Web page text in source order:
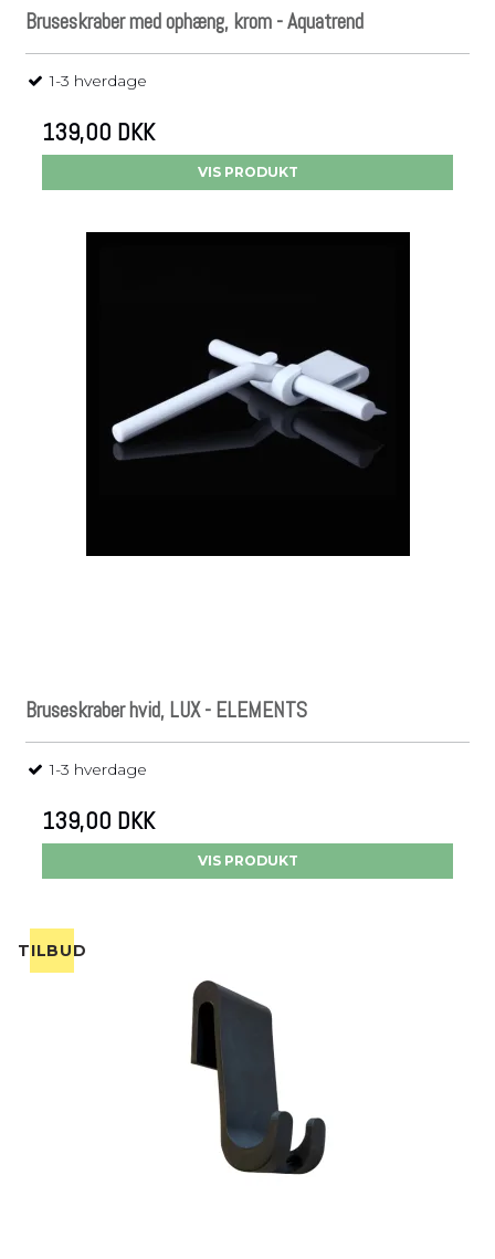
Bruseskraber med ophæng, krom - Aquatrend
1-3 hverdage
139,00 DKK
VIS PRODUKT
Bruseskraber hvid, LUX - ELEMENTS
1-3 hverdage
139,00 DKK
VIS PRODUKT
TILBUD